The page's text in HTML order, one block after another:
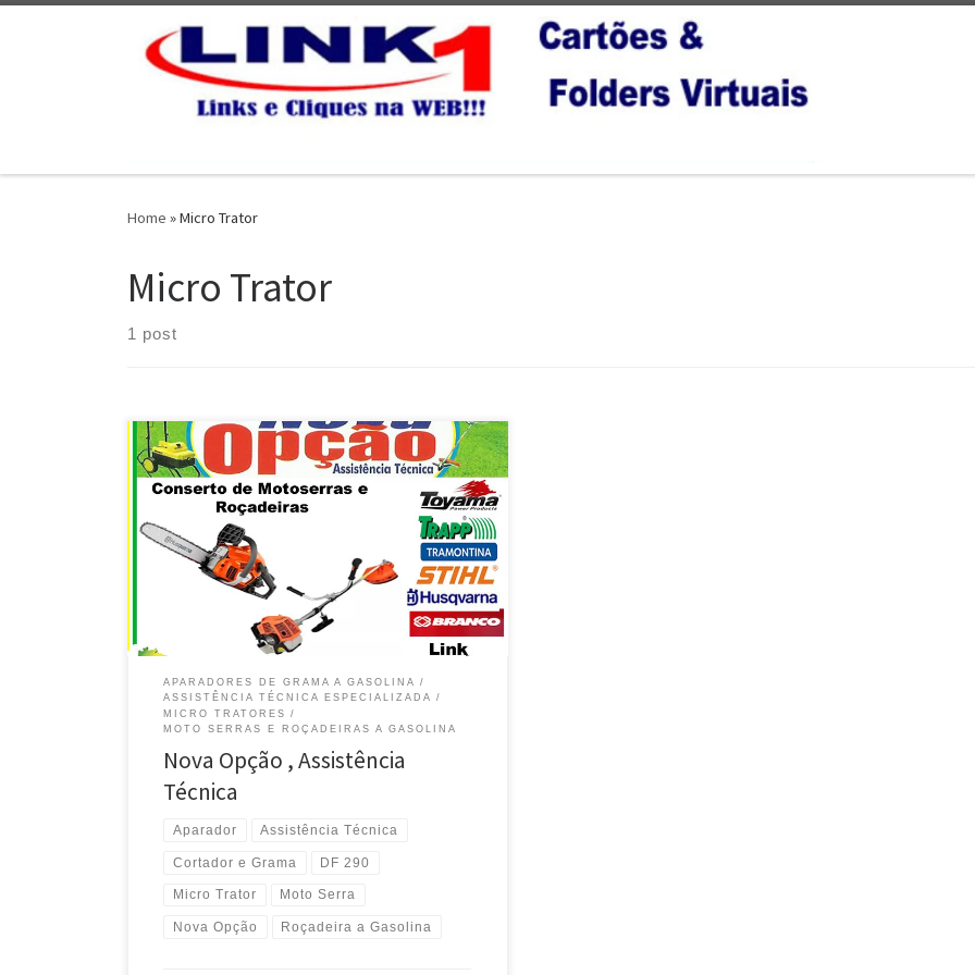
Home »Micro Trator
Micro Trator
1 post
Conserto e Peças para motoserra Kawashima – DF
290 – Brasília / DF Manutenção e Peças para
motoserra Stihl – DF 290 – Brasília / DF Conserto e
Manutenção para micro trator Murray – DF 290 –
Brasília / DF Manutenção para motoserra Nakashi – DF
290 – Brasília / […]
APARADORES DE GRAMA A GASOLINA
ASSISTÊNCIA TÉCNICA ESPECIALIZADA
MICRO TRATORES
MOTO SERRAS E ROÇADEIRAS A GASOLINA
Nova Opção , Assistência
Técnica
Aparador Assistência Técnica
Cortador e Grama DF 290
Micro Trator Moto Serra
Nova Opção Roçadeira a Gasolina